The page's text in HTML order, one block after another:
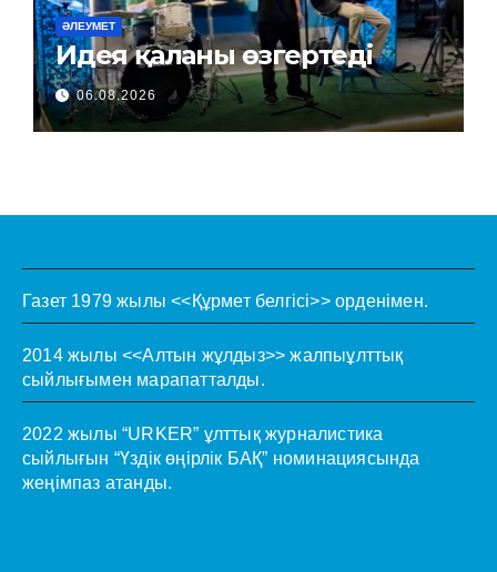
ӘЛЕУМЕТ
Идея қаланы өзгертеді
06.08.2026
Газет 1979 жылы <<Құрмет белгісі>> орденімен.
2014 жылы <<Алтын жұлдыз>> жалпыұлттық
сыйлығымен марапатталды.
2022 жылы “URKER” ұлттық журналистика
сыйлығын “Үздік өңірлік БАҚ” номинациясында
жеңімпаз атанды.